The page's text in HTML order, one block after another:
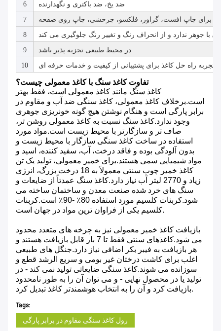
6 ضد یخ، ضد باکتری و نگهدارنده
7
8 با جوهر ندارد و از انحراف رنگ و تغییر رنگ جلوگیری می کند
9 در محیط طبیعی تجزیه پذیر باشد
10
تفاوت کاغذ سنگ با کاغذ معمولی چیست؟
کاغذ سنگ مانند کاغذ معمولی است، فقط بهتر
است.برخلاف کاغذ معمولی، کاغذ سنگی ضد آب و مقاوم در
برابر پارگی است و هنگام نوشتن هیچ گونه خونریزی جوهری
وجود ندارد.کاغذ سنگ نسبت به کاغذ معمولی روشن تر،
صاف تر و سازگارتر با محیط زیست است.مواد مورد
استفاده در ساخت کاغذ سنگی سازگار با محیط زیست و
بدون آلودگی بوده و فاقد درخت، آب، سفید کننده، اسید و
مواد شیمیایی سمی هستند.برای خمیر معمولی، تولید یک تن
کاغذ خمیر چوب سنتی معمولاً به 18 درخت بزرگ، انرژی
زیاد و 2770 لیتر آب نیاز دارد.کاغذ سنگ عمدتاً از ضایعات و
سنگ های خرد شده صنعت معدن و ساختمان ساخته می
شود.کربنات کلسیم مورد استفاده 80٪ -90٪ است.کربنات
کلسیم یکی از فراوان ترین مواد در جهان است.
بازیافت کاغذ خمیر معمولی نیز به چرخه های متعدد محدود
می شود.کاغذهای سنتی فقط تا 7 بار قابل بازیافت هستند و
هر بازیافت به فیبر بکر اضافی نیاز دارد.جنگل های طبیعی
اغلب برای کاشت درختان غیر بومی و سریع الرشد قطع و
سوزانده می شوند.کاغذ سنگی ضایعاتی تولید نمی کند - در
تولید یا در محصول نهایی - و می توان آن را به طور نامحدود
بازیافت کرد و آن را به انتخاب هوشمندتر کاغذ تبدیل کرد.
Tags:
رول کاغذ سنگی مقاوم در برابر پارگی